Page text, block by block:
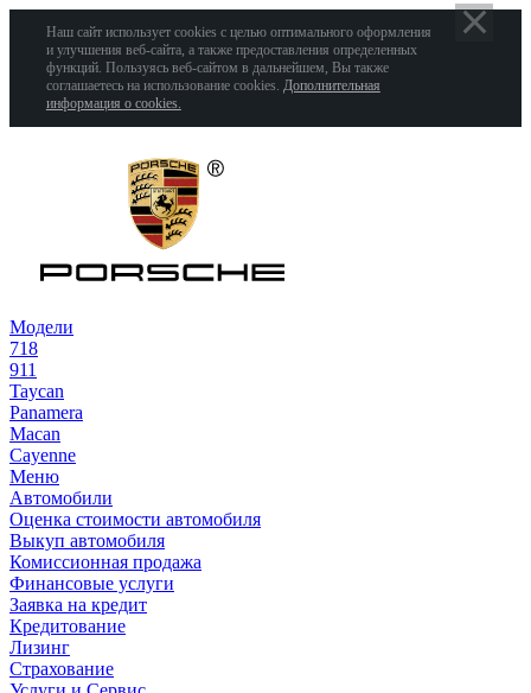
Наш сайт использует cookies с целью оптимального оформления
и улучшения веб-сайта, а также предоставления определенных
функций. Пользуясь веб-сайтом в дальнейшем, Вы также
соглашаетесь на использование cookies. Дополнительная
информация о cookies.
Модели
718
911
Taycan
Panamera
Macan
Cayenne
Меню
Автомобили
Оценка стоимости автомобиля
Выкуп автомобиля
Комиссионная продажа
Финансовые услуги
Заявка на кредит
Кредитование
Лизинг
Страхование